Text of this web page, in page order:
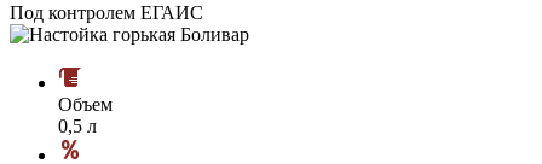
Под контролем ЕГАИС
Объем
0,5 л